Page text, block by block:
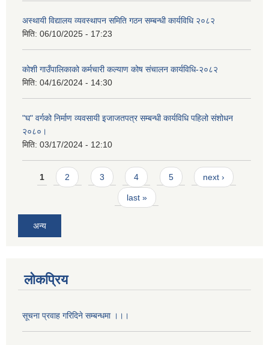
अस्थायी विद्यालय व्यवस्थापन समिति गठन सम्बन्धी कार्यविधि २०८२
मिति: 06/10/2025 - 17:23
कोशी गाउँपालिकाको कर्मचारी कल्याण कोष संचालन कार्यविधि-२०८२
मिति: 04/16/2024 - 14:30
"घ" वर्गको निर्माण व्यवसायी इजाजतपत्र सम्बन्धी कार्यविधि पहिलो संशोधन
२०८०।
मिति: 03/17/2024 - 12:10
Pages
1 2 3 4 5 next ›
last »
अन्य
लोकप्रिय
सूचना प्रवाह गरिदिने सम्बन्धमा ।।।